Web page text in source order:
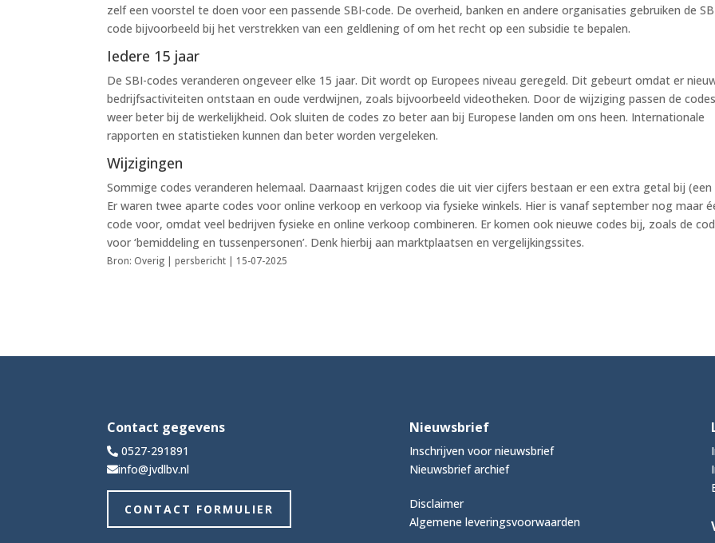
zelf een voorstel te doen voor een passende SBI-code. De overheid, banken en andere organisaties gebruiken de
code bijvoorbeeld bij het verstrekken van een geldlening of om het recht op een subsidie te bepalen.
Iedere 15 jaar
De SBI-codes veranderen ongeveer elke 15 jaar. Dit wordt op Europees niveau geregeld. Dit gebeurt omdat er
bedrijfsactiviteiten ontstaan en oude verdwijnen, zoals bijvoorbeeld videotheken. Door de wijziging passen de codes
weer beter bij de werkelijkheid. Ook sluiten de codes zo beter aan bij Europese landen om ons heen. Internationale
rapporten en statistieken kunnen dan beter worden vergeleken.
Wijzigingen
Sommige codes veranderen helemaal. Daarnaast krijgen codes die uit vier cijfers bestaan er een extra getal bij (een
Er waren twee aparte codes voor online verkoop en verkoop via fysieke winkels. Hier is vanaf september nog maar
code voor, omdat veel bedrijven fysieke en online verkoop combineren. Er komen ook nieuwe codes bij, zoals de
voor ‘bemiddeling en tussenpersonen’. Denk hierbij aan marktplaatsen en vergelijkingssites.
Bron: Overig | persbericht | 15-07-2025
Contact gegevens
0527-291891
info@jvdlbv.nl
CONTACT FORMULIER
Nieuwsbrief
Inschrijven voor nieuwsbrief
Nieuwsbrief archief
Disclaimer
Algemene leveringsvoorwaarden